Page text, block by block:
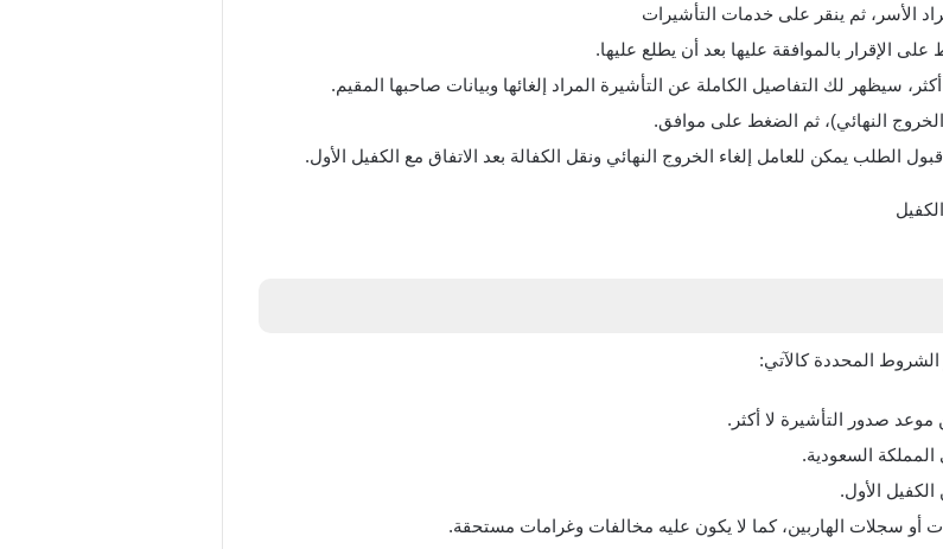
الأسر، ثم ينقر على خدمات التأشيرات
الإقرار بالموافقة عليها بعد أن يطلع عليها.
سيظهر لك التفاصيل الكاملة عن التأشيرة المراد إلغائها وبيانات صاحبها المقيم.
الخروج النهائي)، ثم الضغط على موافق.
الطلب يمكن للعامل إلغاء الخروج النهائي ونقل الكفالة بعد الاتفاق مع الكفيل الأول.
الشروط المحددة كالآتي:
صدور التأشيرة لا أكثر.
السعودية.
الأول.
سجلات الهاربين، كما لا يكون عليه مخالفات وغرامات مستحقة.